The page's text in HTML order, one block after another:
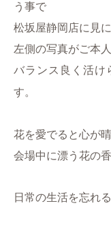
う事で
松坂屋静岡店に見
左側の写真がご本
バランス良く活け
す。
花を愛でると心が
会場中に漂う花の
日常の生活を忘れ